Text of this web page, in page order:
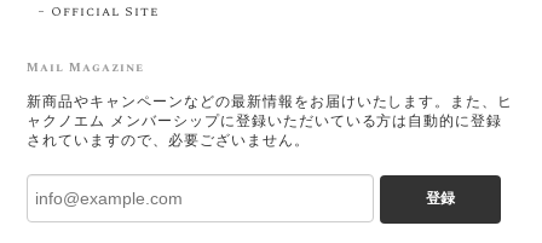
Official Site
Mail Magazine
新商品やキャンペーンなどの最新情報をお届けいたします。また、ヒ
ャクノエム メンバーシップに登録いただいている方は自動的に登録
されていますので、必要ございません。
登録